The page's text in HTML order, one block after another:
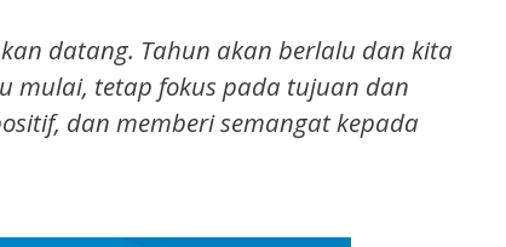
datang. Tahun akan berlalu dan kita
mulai, tetap fokus pada tujuan dan
dan memberi semangat kepada